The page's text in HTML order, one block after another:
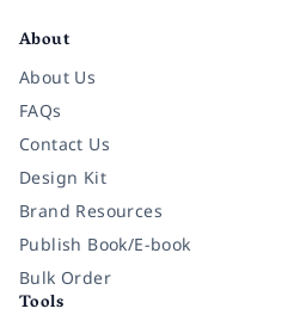
About
About Us
FAQs
Contact Us
Design Kit
Brand Resources
Publish Book/E-book
Bulk Order
Tools